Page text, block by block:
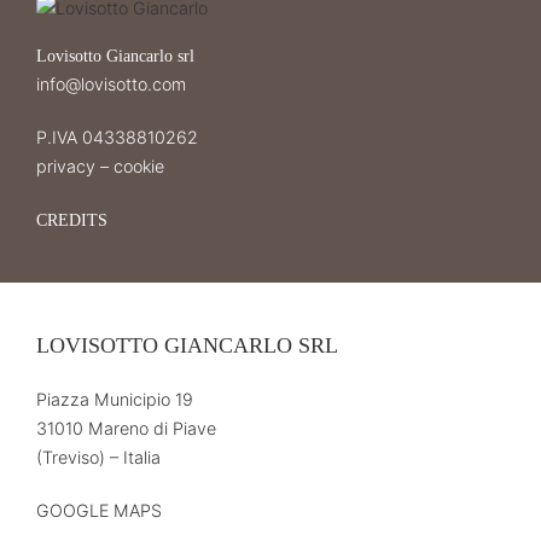
Lovisotto Giancarlo srl
info@lovisotto.com
P.IVA 04338810262
privacy – cookie
CREDITS
LOVISOTTO GIANCARLO SRL
Piazza Municipio 19
31010 Mareno di Piave
(Treviso) – Italia
GOOGLE MAPS